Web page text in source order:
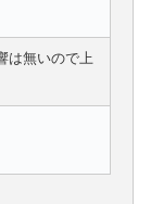
は無いので上